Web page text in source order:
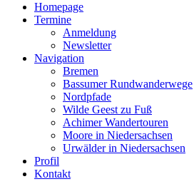
Homepage
Termine
Anmeldung
Newsletter
Navigation
Bremen
Bassumer Rundwanderwege
Nordpfade
Wilde Geest zu Fuß
Achimer Wandertouren
Moore in Niedersachsen
Urwälder in Niedersachsen
Profil
Kontakt